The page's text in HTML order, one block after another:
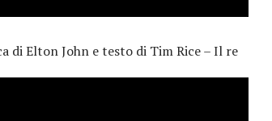
di Elton John e testo di Tim Rice – Il re